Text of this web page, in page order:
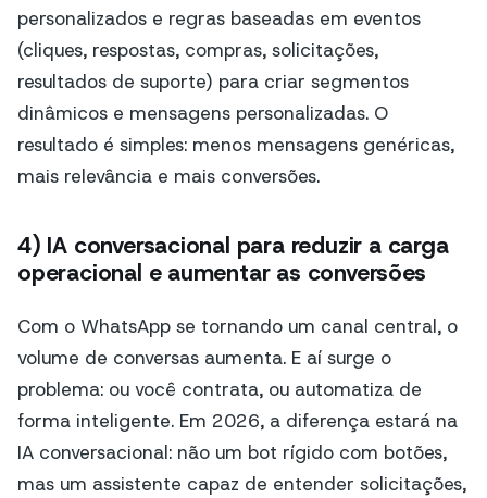
personalizados e regras baseadas em eventos
(cliques, respostas, compras, solicitações,
resultados de suporte) para criar segmentos
dinâmicos e mensagens personalizadas. O
resultado é simples: menos mensagens genéricas,
mais relevância e mais conversões.
4) IA conversacional para reduzir a carga
operacional e aumentar as conversões
Com o WhatsApp se tornando um canal central, o
volume de conversas aumenta. E aí surge o
problema: ou você contrata, ou automatiza de
forma inteligente. Em 2026, a diferença estará na
IA conversacional: não um bot rígido com botões,
mas um assistente capaz de entender solicitações,